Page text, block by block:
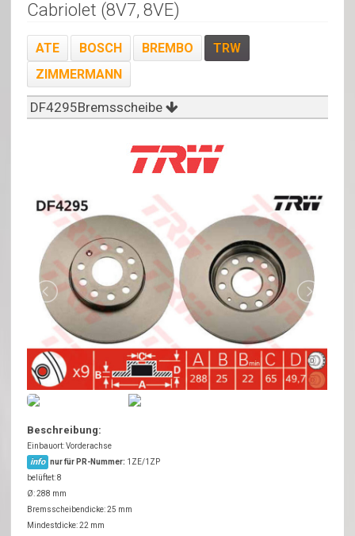
Cabriolet (8V7, 8VE)
ATE BOSCH BREMBO
TRW
ZIMMERMANN
DF4295Bremsscheibe
Beschreibung:
Einbauort: Vorderachse
info nur für PR-Nummer: 1ZE/1ZP
belüftet: 8
Ø: 288 mm
Bremsscheibendicke: 25 mm
Mindestdicke: 22 mm